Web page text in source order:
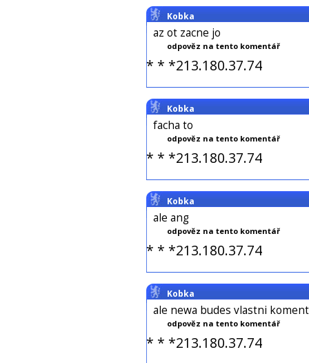
Kobka
az ot zacne jo
odpověz na tento komentář
* * *213.180.37.74
Kobka
facha to
odpověz na tento komentář
* * *213.180.37.74
Kobka
ale ang
odpověz na tento komentář
* * *213.180.37.74
Kobka
ale newa budes vlastni
odpověz na tento komentář
* * *213.180.37.74